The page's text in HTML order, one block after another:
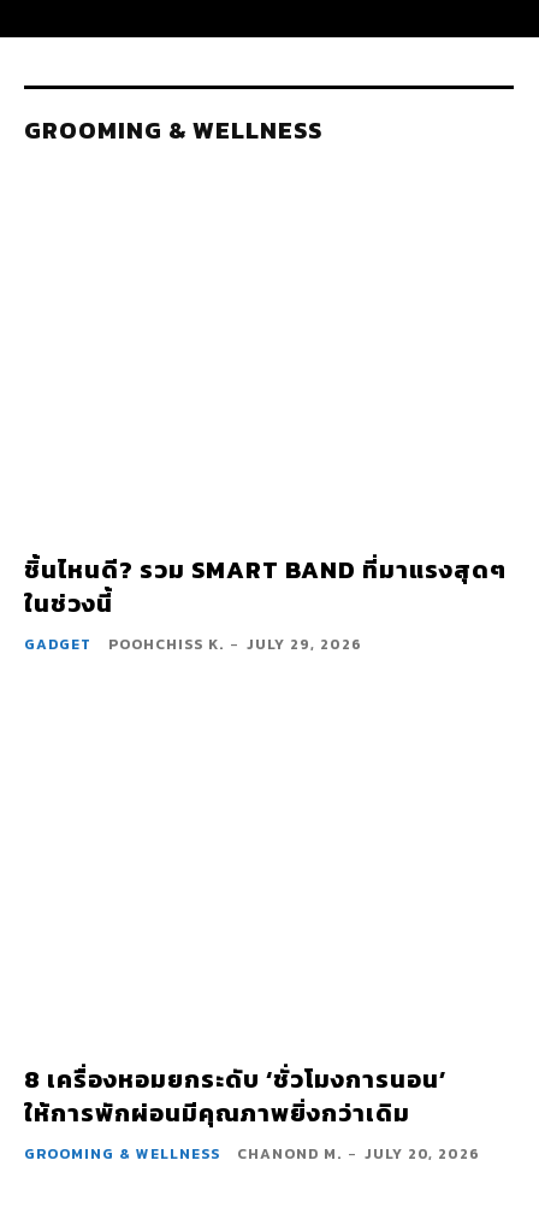
GROOMING & WELLNESS
ชิ้นไหนดี? รวม SMART BAND ที่มาแรงสุดๆ
ในช่วงนี้
GADGET POOHCHISS K. - JULY 29, 2026
8 เครื่องหอมยกระดับ ‘ชั่วโมงการนอน’
ให้การพักผ่อนมีคุณภาพยิ่งกว่าเดิม
GROOMING & WELLNESS CHANOND M. - JULY 20, 2026